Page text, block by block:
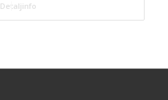
Detaljinfo